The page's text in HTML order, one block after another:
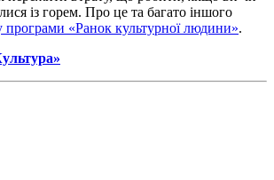
із горем. Про це та багато іншого
програми «Ранок культурної людини».